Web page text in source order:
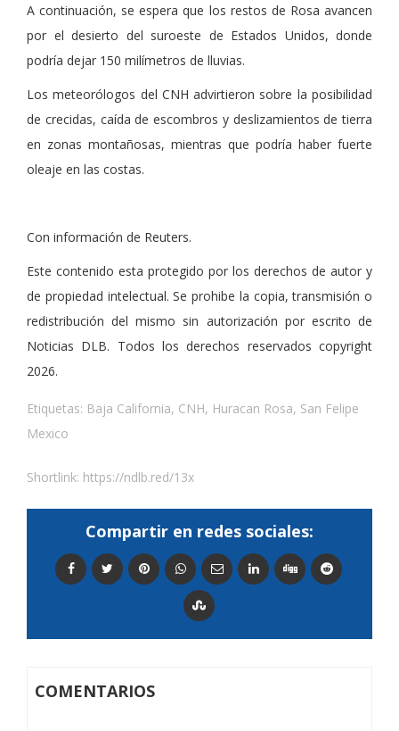
A continuación, se espera que los restos de Rosa avancen
por el desierto del suroeste de Estados Unidos, donde
podría dejar 150 milímetros de lluvias.
Los meteorólogos del CNH advirtieron sobre la posibilidad
de crecidas, caída de escombros y deslizamientos de tierra
en zonas montañosas, mientras que podría haber fuerte
oleaje en las costas.
Con información de Reuters.
Este contenido esta protegido por los derechos de autor y
de propiedad intelectual. Se prohibe la copia, transmisión o
redistribución del mismo sin autorización por escrito de
Noticias DLB. Todos los derechos reservados copyright
2026.
Etiquetas: Baja California, CNH, Huracan Rosa, San Felipe
Mexico
Shortlink: https://ndlb.red/13x
Compartir en redes sociales:
COMENTARIOS